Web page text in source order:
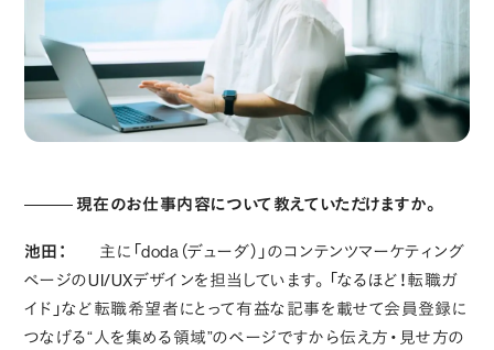
現在のお仕事内容について教えていただけますか。
池田：
主に「doda（デューダ）」のコンテンツマーケティング
ページのUI/UXデザインを担当しています。「なるほど！転職ガ
イド」など転職希望者にとって有益な記事を載せて会員登録に
つなげる“人を集める領域”のページですから伝え方・見せ方の